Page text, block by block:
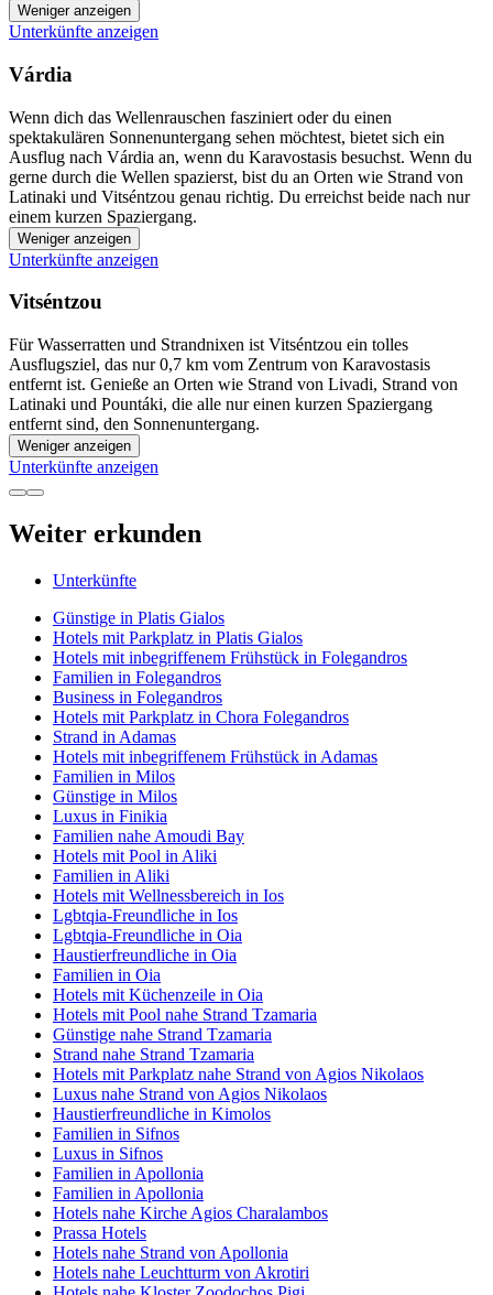
Weniger anzeigen
Unterkünfte anzeigen
Várdia
Wenn dich das Wellenrauschen fasziniert oder du einen
spektakulären Sonnenuntergang sehen möchtest, bietet sich ein
Ausflug nach Várdia an, wenn du Karavostasis besuchst. Wenn du
gerne durch die Wellen spazierst, bist du an Orten wie Strand von
Latinaki und Vitséntzou genau richtig. Du erreichst beide nach nur
einem kurzen Spaziergang.
Weniger anzeigen
Unterkünfte anzeigen
Vitséntzou
Für Wasserratten und Strandnixen ist Vitséntzou ein tolles
Ausflugsziel, das nur 0,7 km vom Zentrum von Karavostasis
entfernt ist. Genieße an Orten wie Strand von Livadi, Strand von
Latinaki und Pountáki, die alle nur einen kurzen Spaziergang
entfernt sind, den Sonnenuntergang.
Weniger anzeigen
Unterkünfte anzeigen
Weiter erkunden
Unterkünfte
Günstige in Platis Gialos
Hotels mit Parkplatz in Platis Gialos
Hotels mit inbegriffenem Frühstück in Folegandros
Familien in Folegandros
Business in Folegandros
Hotels mit Parkplatz in Chora Folegandros
Strand in Adamas
Hotels mit inbegriffenem Frühstück in Adamas
Familien in Milos
Günstige in Milos
Luxus in Finikia
Familien nahe Amoudi Bay
Hotels mit Pool in Aliki
Familien in Aliki
Hotels mit Wellnessbereich in Ios
Lgbtqia-Freundliche in Ios
Lgbtqia-Freundliche in Oia
Haustierfreundliche in Oia
Familien in Oia
Hotels mit Küchenzeile in Oia
Hotels mit Pool nahe Strand Tzamaria
Günstige nahe Strand Tzamaria
Strand nahe Strand Tzamaria
Hotels mit Parkplatz nahe Strand von Agios Nikolaos
Luxus nahe Strand von Agios Nikolaos
Haustierfreundliche in Kimolos
Familien in Sifnos
Luxus in Sifnos
Familien in Apollonia
Familien in Apollonia
Hotels nahe Kirche Agios Charalambos
Prassa Hotels
Hotels nahe Strand von Apollonia
Hotels nahe Leuchtturm von Akrotiri